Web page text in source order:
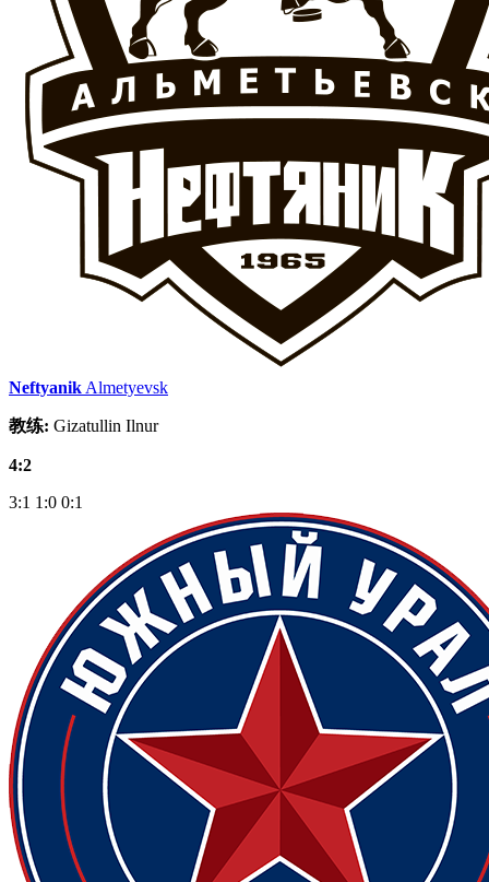
Neftyanik Almetyevsk
教练: Gizatullin Ilnur
4:2
3:1 1:0 0:1